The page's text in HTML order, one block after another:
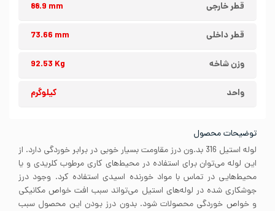
قطر خارجی 88.9 mm
قطر داخلی 73.66 mm
وزن شاخه 92.53 Kg
واحد کیلوگرم
توضیحات محصول
لوله استیل 316 بد.ون درز مقاومت بسیار خوبی در برابر خوردگی دارد. از
این لوله می‌توان برای استفاده در محیط‌های کاری مرطوب کلریدی و یا
محیط‌هایی در تماس با مواد خورنده اسیدی استفاده کرد. وجود درز
جوشکاری شده در لوله‌های استیل می‌تواند سبب افت خواص مکانیکی
و خواص خوردگی محصولات شود. بدون درز بودن این محصول سبب